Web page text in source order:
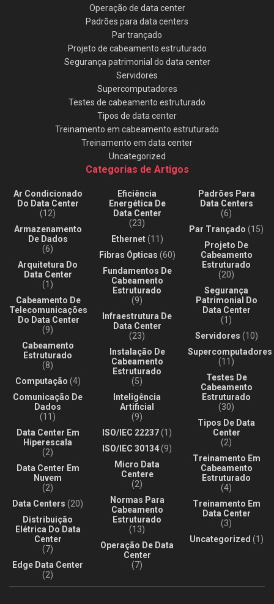
Operação de data center
Padrões para data centers
Par trançado
Projeto de cabeamento estruturado
Segurança patrimonial do data center
Servidores
Supercomputadores
Testes de cabeamento estruturado
Tipos de data center
Treinamento em cabeamento estruturado
Treinamento em data center
Uncategorized
Categorias de Artigos
Ar Condicionado
Do Data Center
(12)
Armazenamento
De Dados
(6)
Arquitetura Do
Data Center
(1)
Cabeamento De
Telecomunicações
Do Data Center
(9)
Cabeamento
Estruturado
(8)
Computação (4)
Comunicação De
Dados
(11)
Data Center Em
Hiperescala
(2)
Data Center Em
Nuvem
(2)
Data Centers (20)
Distribuição
Elétrica Do Data
Center
(7)
Edge Data Center
(2)
Eficiência
Energética De
Data Center
(23)
Ethernet(11)
Fibras Ópticas (60)
Fundamentos De
Cabeamento
Estruturado
(9)
Infraestrutura De
Data Center
(23)
Instalação De
Cabeamento
Estruturado
(5)
Inteligência
Artificial
(9)
ISO/IEC 22237(1)
ISO/IEC 30134(9)
Micro Data
Centere
(2)
Normas Para
Cabeamento
Estruturado
(13)
Operação De Data
Center
(7)
Padrões Para
Data Centers
(6)
Par Trançado (15)
Projeto De
Cabeamento
Estruturado
(20)
Segurança
Patrimonial Do
Data Center
(1)
Servidores (10)
Supercomputadores
(11)
Testes De
Cabeamento
Estruturado
(30)
Tipos De Data
Center
(2)
Treinamento Em
Cabeamento
Estruturado
(4)
Treinamento Em
Data Center
(3)
Uncategorized (1)